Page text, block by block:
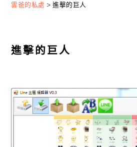
雲爸的私處 >進擊的巨人
進擊的巨人